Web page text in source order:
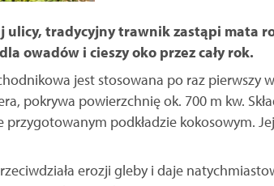
ulicy, tradycyjny trawnik zastąpi mata
owadów i cieszy oko przez cały rok.
jest stosowana po raz pierwszy
pokrywa powierzchnię ok. 700 m kw.
podkładzie kokosowym.
erozji gleby i daje